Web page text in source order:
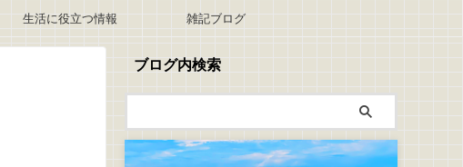
生活に役立つ情報 雑記ブログ
ブログ内検索